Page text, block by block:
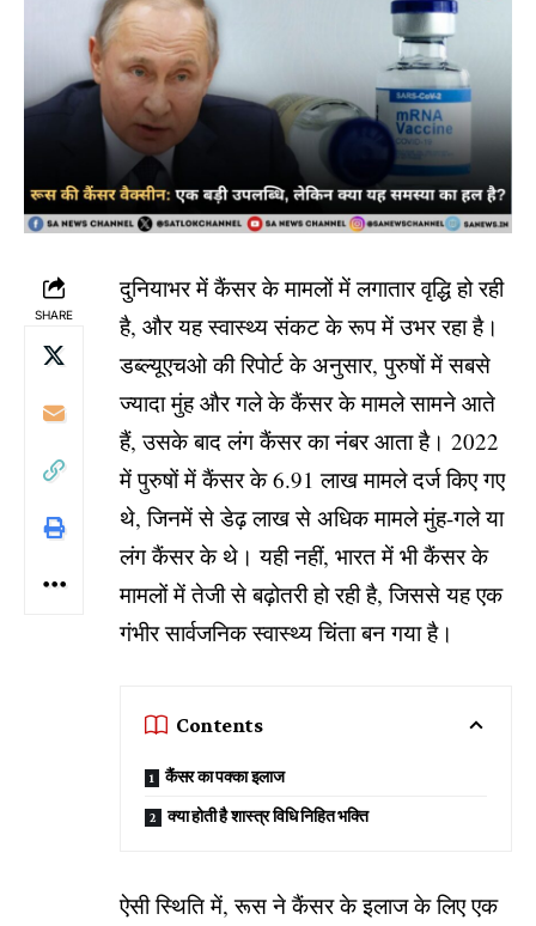
SHARE
दुनियाभर में कैंसर के मामलों में लगातार वृद्धि हो रही
है, और यह स्वास्थ्य संकट के रूप में उभर रहा है।
डब्ल्यूएचओ की रिपोर्ट के अनुसार, पुरुषों में सबसे
ज्यादा मुंह और गले के कैंसर के मामले सामने आते
हैं, उसके बाद लंग कैंसर का नंबर आता है। 2022
में पुरुषों में कैंसर के 6.91 लाख मामले दर्ज किए गए
थे, जिनमें से डेढ़ लाख से अधिक मामले मुंह-गले या
लंग कैंसर के थे। यही नहीं, भारत में भी कैंसर के
मामलों में तेजी से बढ़ोतरी हो रही है, जिससे यह एक
गंभीर सार्वजनिक स्वास्थ्य चिंता बन गया है।
Contents
कैंसर का पक्का इलाज
क्या होती है शास्त्र विधि निहित भक्ति
ऐसी स्थिति में, रूस ने कैंसर के इलाज के लिए एक